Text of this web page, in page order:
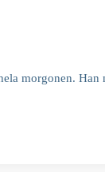
morgonen. Han